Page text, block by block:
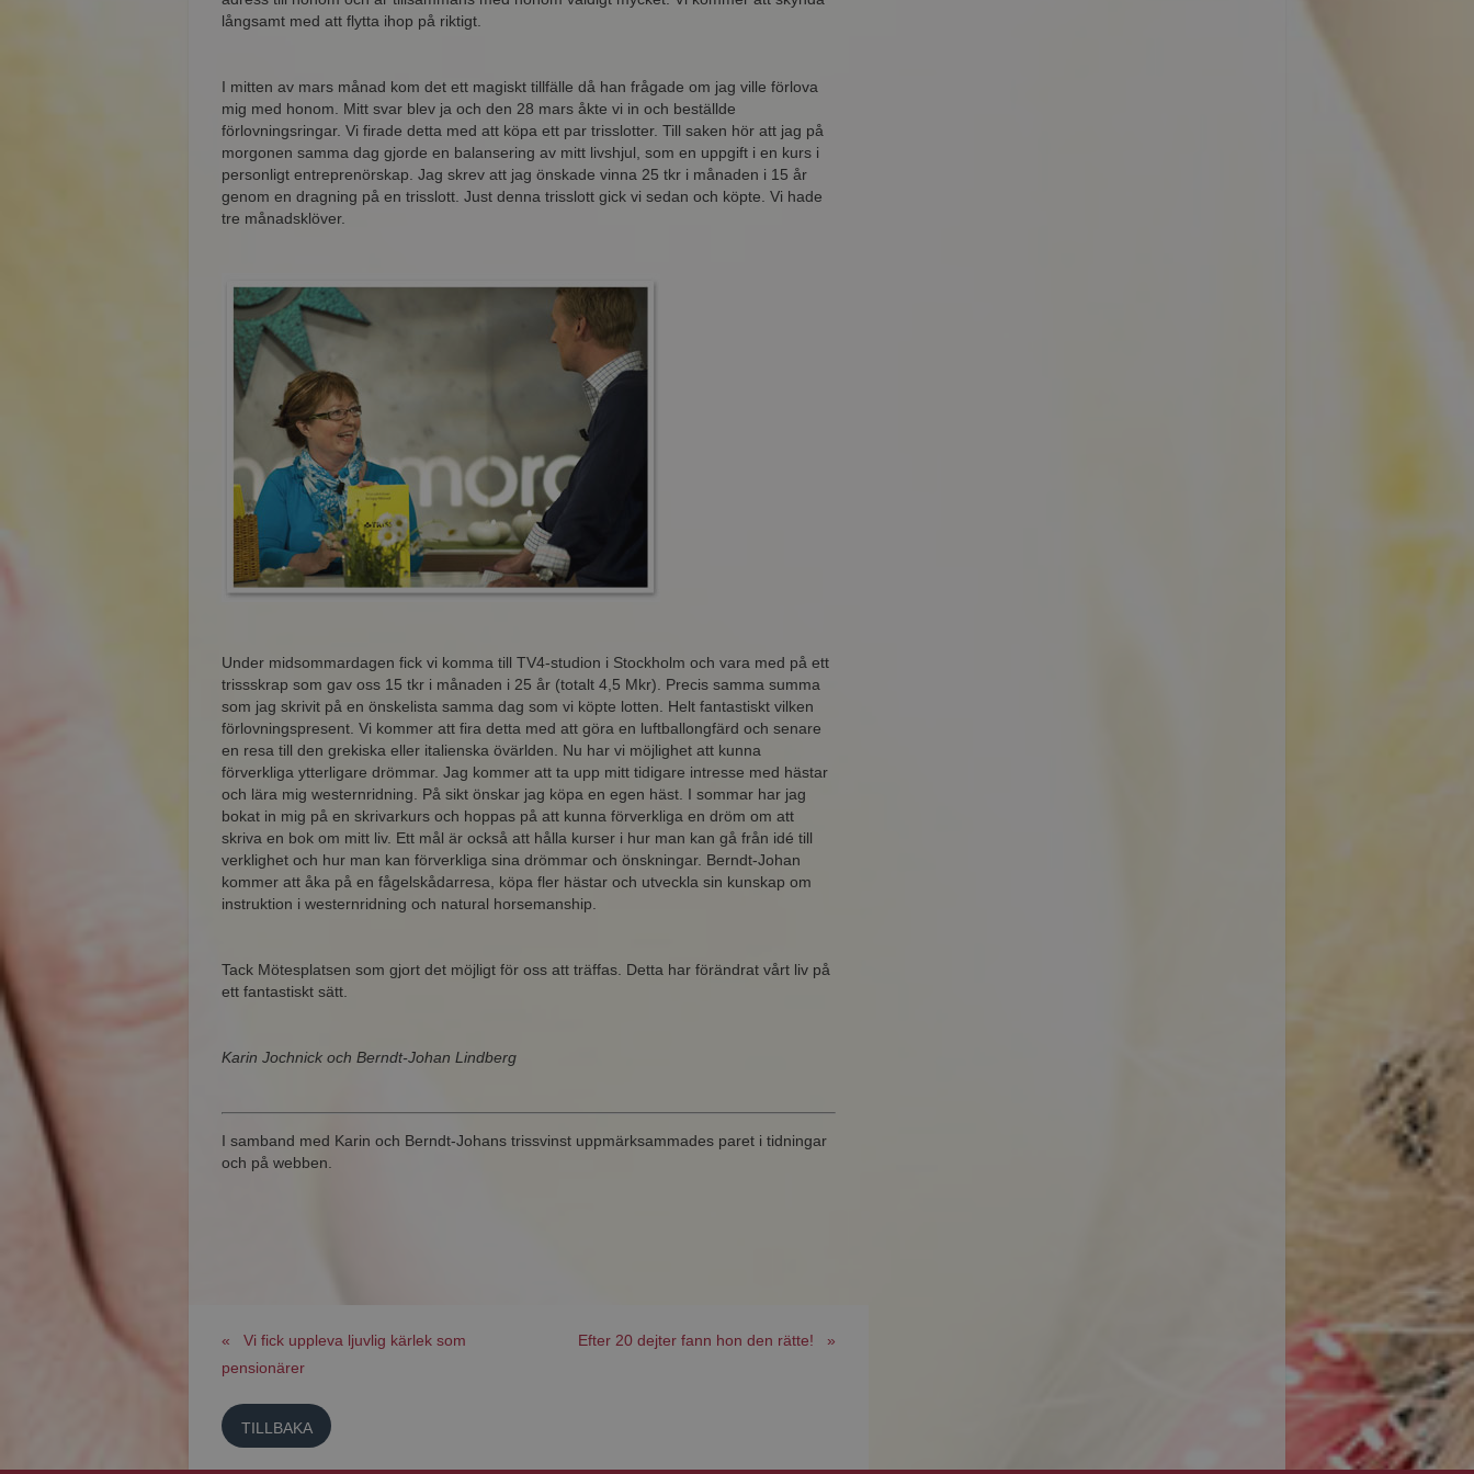
långsamt med att flytta ihop på riktigt.
I mitten av mars månad kom det ett magiskt tillfälle då han frågade om jag ville förlova
mig med honom. Mitt svar blev ja och den 28 mars åkte vi in och beställde
förlovningsringar. Vi firade detta med att köpa ett par trisslotter. Till saken hör att jag på
morgonen samma dag gjorde en balansering av mitt livshjul, som en uppgift i en kurs i
personligt entreprenörskap. Jag skrev att jag önskade vinna 25 tkr i månaden i 15 år
genom en dragning på en trisslott. Just denna trisslott gick vi sedan och köpte. Vi hade
tre månadsklöver.
Under midsommardagen fick vi komma till TV4-studion i Stockholm och vara med på ett
trissskrap som gav oss 15 tkr i månaden i 25 år (totalt 4,5 Mkr). Precis samma summa
som jag skrivit på en önskelista samma dag som vi köpte lotten. Helt fantastiskt vilken
förlovningspresent. Vi kommer att fira detta med att göra en luftballongfärd och senare
en resa till den grekiska eller italienska övärlden. Nu har vi möjlighet att kunna
förverkliga ytterligare drömmar. Jag kommer att ta upp mitt tidigare intresse med hästar
och lära mig westernridning. På sikt önskar jag köpa en egen häst. I sommar har jag
bokat in mig på en skrivarkurs och hoppas på att kunna förverkliga en dröm om att
skriva en bok om mitt liv. Ett mål är också att hålla kurser i hur man kan gå från idé till
verklighet och hur man kan förverkliga sina drömmar och önskningar. Berndt-Johan
kommer att åka på en fågelskådarresa, köpa fler hästar och utveckla sin kunskap om
instruktion i westernridning och natural horsemanship.
Tack Mötesplatsen som gjort det möjligt för oss att träffas. Detta har förändrat vårt liv på
ett fantastiskt sätt.
Karin Jochnick och Berndt-Johan Lindberg
I samband med Karin och Berndt-Johans trissvinst uppmärksammades paret i tidningar
och på webben.
« Vi fick uppleva ljuvlig kärlek som
pensionärer
Efter 20 dejter fann hon den rätte! »
TILLBAKA